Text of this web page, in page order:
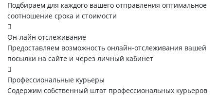
Подбираем для каждого вашего отправления оптимальное
соотношение срока и стоимости
Он-лайн отслеживание
Предоставляем возможность онлайн-отслеживания вашей
посылки на сайте и через личный кабинет
Профессиональные курьеры
Содержим собственный штат профессиональных курьеров